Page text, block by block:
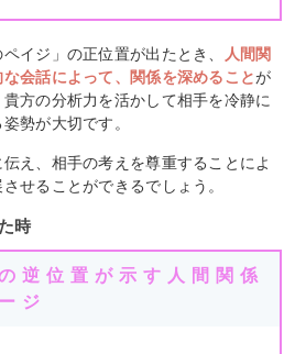
イジ」の正位置が出たとき、
人間関
会話によって、関係を深めることが
方の分析力を活かして相手を冷静に
勢が大切です。
え、相手の考えを尊重することによ
せることができるでしょう。
時
逆位置が示す人間関係
ジ